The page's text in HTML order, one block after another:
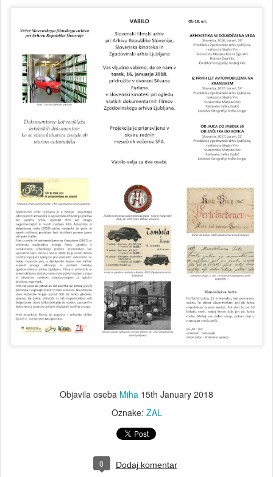
Objavila oseba Miha 15th January 2018
Oznake: ZAL
0 Dodaj komentar